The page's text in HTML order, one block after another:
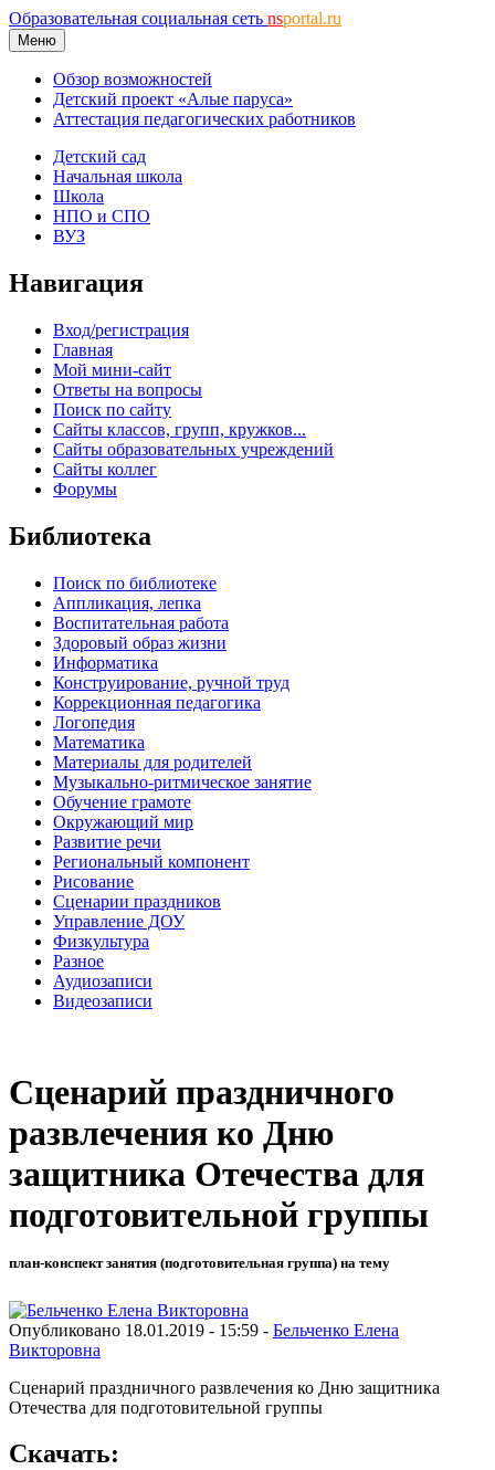
Образовательная социальная сеть nsportal.ru
Меню
Обзор возможностей
Детский проект «Алые паруса»
Аттестация педагогических работников
Детский сад
Начальная школа
Школа
НПО и СПО
ВУЗ
Навигация
Вход/регистрация
Главная
Мой мини-сайт
Ответы на вопросы
Поиск по сайту
Сайты классов, групп, кружков...
Сайты образовательных учреждений
Сайты коллег
Форумы
Библиотека
Поиск по библиотеке
Аппликация, лепка
Воспитательная работа
Здоровый образ жизни
Информатика
Конструирование, ручной труд
Коррекционная педагогика
Логопедия
Математика
Материалы для родителей
Музыкально-ритмическое занятие
Обучение грамоте
Окружающий мир
Развитие речи
Региональный компонент
Рисование
Сценарии праздников
Управление ДОУ
Физкультура
Разное
Аудиозаписи
Видеозаписи
Сценарий праздничного
развлечения ко Дню
защитника Отечества для
подготовительной группы
план-конспект занятия (подготовительная группа) на тему
Опубликовано 18.01.2019 - 15:59 - Бельченко Елена
Викторовна
Сценарий праздничного развлечения ко Дню защитника
Отечества для подготовительной группы
Скачать: